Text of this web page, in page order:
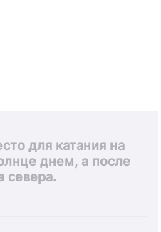
для катания на
днем, а после
севера.